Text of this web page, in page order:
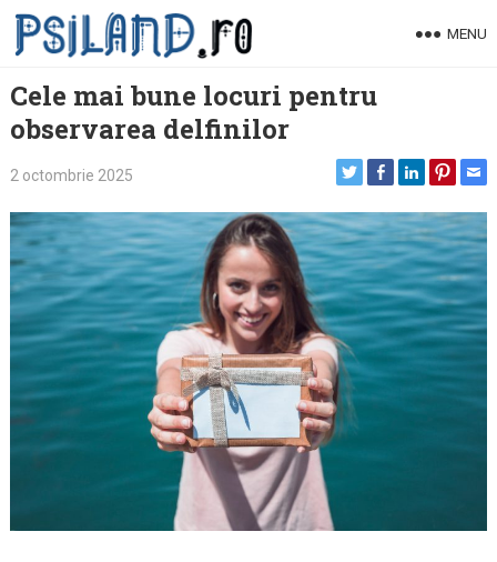
Skip
MENU
Cele mai bune locuri pentru
observarea delfinilor
2 octombrie 2025